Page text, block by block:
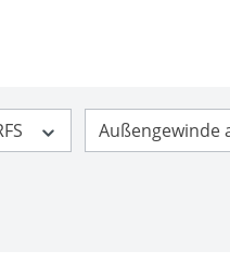
Außengewinde